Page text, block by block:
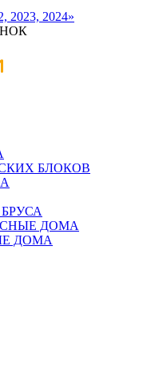
2023, 2024»
БЛОКОВ
ДОМА
ДОМА